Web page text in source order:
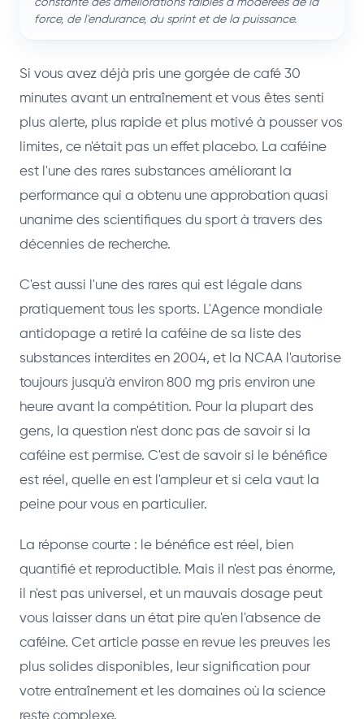
force, de l'endurance, du sprint et de la puissance.
Si vous avez déjà pris une gorgée de café 30
minutes avant un entraînement et vous êtes senti
plus alerte, plus rapide et plus motivé à pousser vos
limites, ce n'était pas un effet placebo. La caféine
est l'une des rares substances améliorant la
performance qui a obtenu une approbation quasi
unanime des scientifiques du sport à travers des
décennies de recherche.
C'est aussi l'une des rares qui est légale dans
pratiquement tous les sports. L'Agence mondiale
antidopage a retiré la caféine de sa liste des
substances interdites en 2004, et la NCAA l'autorise
toujours jusqu'à environ 800 mg pris environ une
heure avant la compétition. Pour la plupart des
gens, la question n'est donc pas de savoir si la
caféine est permise. C'est de savoir si le bénéfice
est réel, quelle en est l'ampleur et si cela vaut la
peine pour vous en particulier.
La réponse courte : le bénéfice est réel, bien
quantifié et reproductible. Mais il n'est pas énorme,
il n'est pas universel, et un mauvais dosage peut
vous laisser dans un état pire qu'en l'absence de
caféine. Cet article passe en revue les preuves les
plus solides disponibles, leur signification pour
votre entraînement et les domaines où la science
reste complexe.